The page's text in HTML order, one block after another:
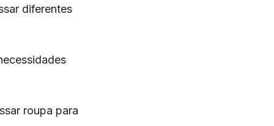
diferentes
roupa para